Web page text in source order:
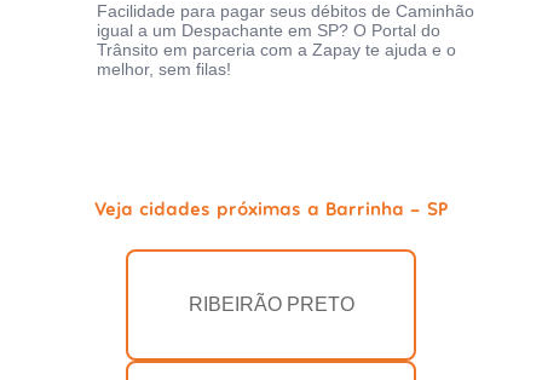
Facilidade para pagar seus débitos de Caminhão
igual a um Despachante em SP? O Portal do
Trânsito em parceria com a Zapay te ajuda e o
melhor, sem filas!
Veja cidades próximas a Barrinha - SP
RIBEIRÃO PRETO